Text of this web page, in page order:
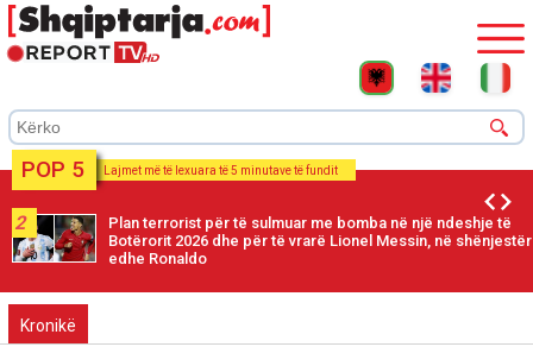
POP 5 Lajmet më të lexuara të 5 minutave të fundit
2
Plan terrorist për të sulmuar me bomba në një ndeshje të
Botërorit 2026 dhe për të vrarë Lionel Messin, në shënjestër
edhe Ronaldo
Kronikë